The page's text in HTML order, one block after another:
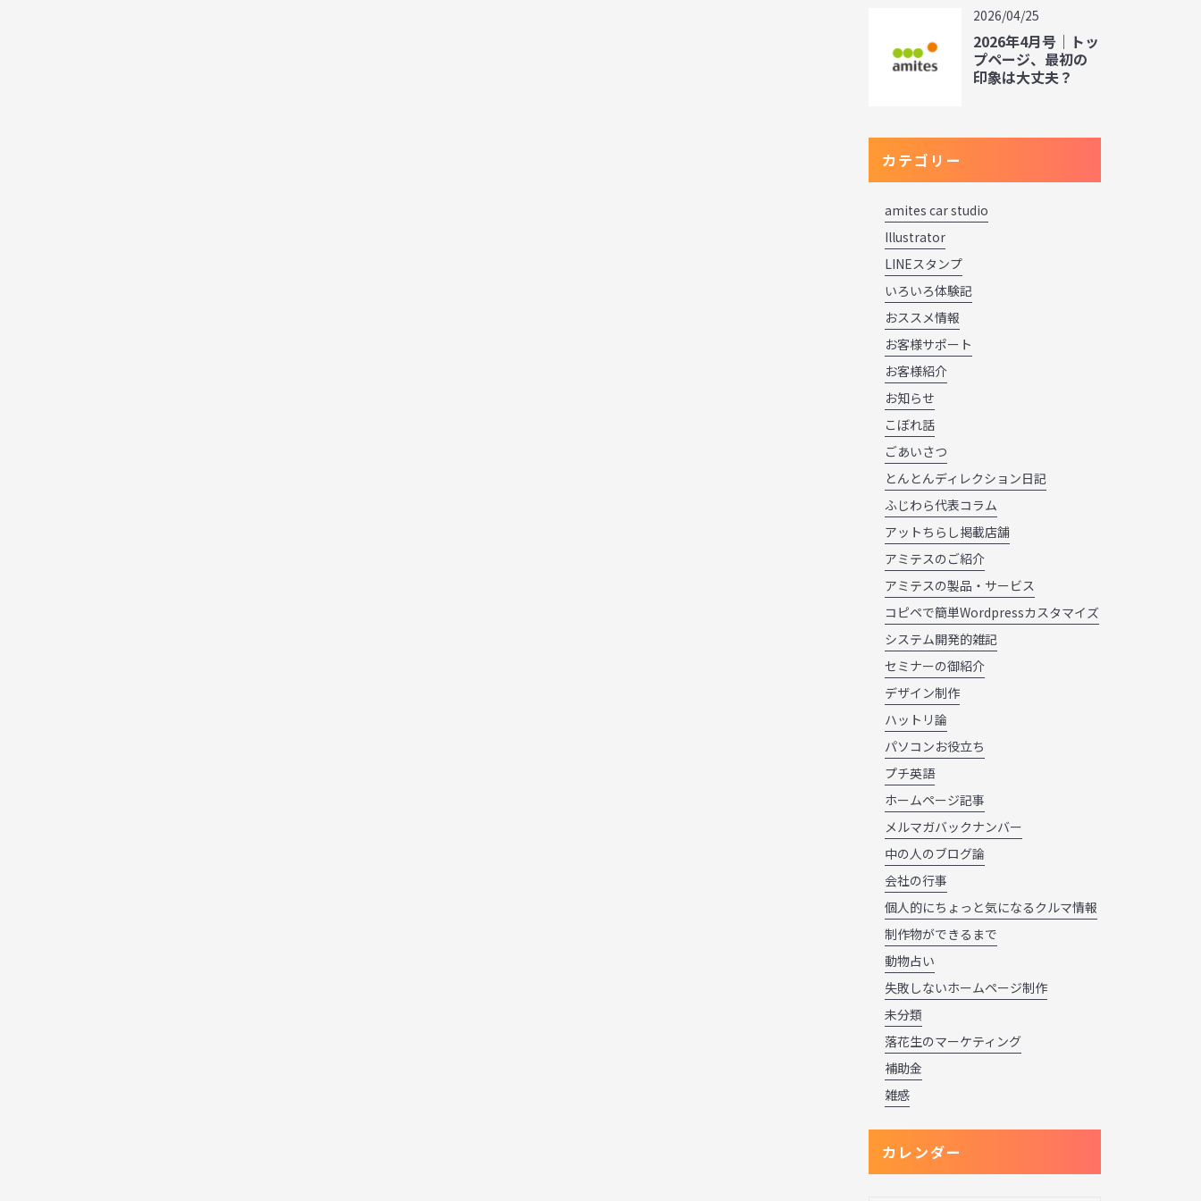
2026/04/25
2026年4月号｜トッ
プページ、最初の
印象は大丈夫？
カテゴリー
amites car studio
Illustrator
LINEスタンプ
いろいろ体験記
おススメ情報
お客様サポート
お客様紹介
お知らせ
こぼれ話
ごあいさつ
とんとんディレクション日記
ふじわら代表コラム
アットちらし掲載店舗
アミテスのご紹介
アミテスの製品・サービス
コピペで簡単Wordpressカスタマイズ
システム開発的雑記
セミナーの御紹介
デザイン制作
ハットリ論
パソコンお役立ち
プチ英語
ホームページ記事
メルマガバックナンバー
中の人のブログ論
会社の行事
個人的にちょっと気になるクルマ情報
制作物ができるまで
動物占い
失敗しないホームページ制作
未分類
落花生のマーケティング
補助金
雑感
カレンダー